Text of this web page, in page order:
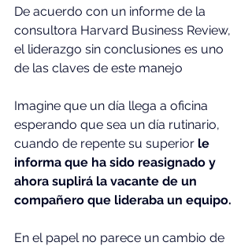
De acuerdo con un informe de la
consultora Harvard Business Review,
el liderazgo sin conclusiones es uno
de las claves de este manejo
Imagine que un día llega a oficina
esperando que sea un día rutinario,
cuando de repente su superior le
informa que ha sido reasignado y
ahora suplirá la vacante de un
compañero que lideraba un equipo.
En el papel no parece un cambio de